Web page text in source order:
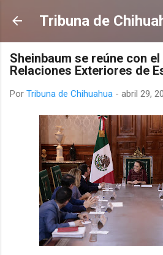
Ir al contenido
Tribuna de
Sheinbaum se reúne con
Relaciones Exteriores de
Por Tribuna de Chihuahua - abril 29,